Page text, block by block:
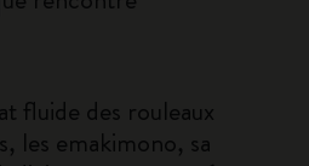
fluide des rouleaux
les emakimono, sa